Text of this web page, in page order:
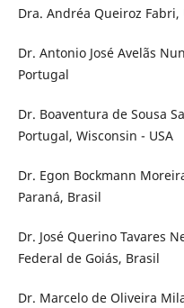
Dra. Andréa Queiroz
Dr. Antonio José Avelãs
Portugal
Dr. Boaventura de Sousa
Portugal, Wisconsin - USA
Dr. Egon Bockmann
Paraná, Brasil
Dr. José Querino Tavares
Federal de Goiás, Brasil
Dr. Marcelo de Oliveira